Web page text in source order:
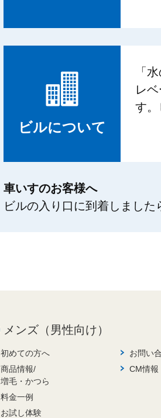
ビルについて
「
レ
す。
車いすのお客様へ
ビルの入り口に到着しました
メンズ（男性向け）
初めての方へ
商品情報/
増毛・かつら
料金一例
お試し体験
お問い
CM情報